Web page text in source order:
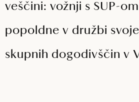
veščini: vožnji s SUP-
popoldne v družbi
skupnih dogodivščin v